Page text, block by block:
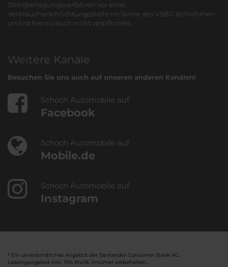
Streitbeilegungsverfahren vor einer
Verbraucherschlichtungsstelle im Sinne des VSBG teilnehmen
und ist hierzu auch nicht verpflichtet.
Weitere Kanäle
Besuchen Sie uns auch auf unseren anderen Kanälen!
Schoch Automobile auf
Facebook
Schoch Automobile auf
Mobile.de
Schoch Automobile auf
Instagram
¹ Ein unverbindliches Angebot der Santander Consumer Bank AG.
Leasingangebot inkl. 19% MwSt. Irrtümer vorbehalten.